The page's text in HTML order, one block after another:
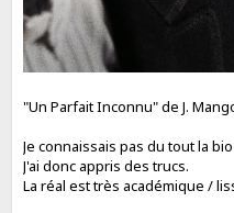
"Un Parfait Inconnu" de J.
Je connaissais pas du tout la
J'ai donc appris des trucs.
La réal est très académique /